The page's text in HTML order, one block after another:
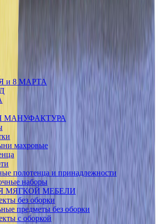
и 8 МАРТА
МАНУФАКТУРА
махровые
полотенца и принадлежности
наборы
МЯГКОЙ МЕБЕЛИ
без оборки
предметы без оборки
с оборкой